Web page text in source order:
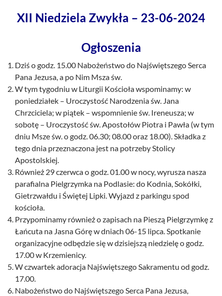
XII Niedziela Zwykła – 23-06-2024
Ogłoszenia
Dziś o godz. 15.00 Nabożeństwo do Najświętszego Serca
Pana Jezusa, a po Nim Msza św.
W tym tygodniu w Liturgii Kościoła wspominamy: w
poniedziałek – Uroczystość Narodzenia św. Jana
Chrzciciela; w piątek – wspomnienie św. Ireneusza; w
sobotę – Uroczystość św. Apostołów Piotra i Pawła (w tym
dniu Msze św. o godz. 06.30; 08.00 oraz 18.00). Składka z
tego dnia przeznaczona jest na potrzeby Stolicy
Apostolskiej.
Również 29 czerwca o godz. 01.00 w nocy, wyrusza nasza
parafialna Pielgrzymka na Podlasie: do Kodnia, Sokółki,
Gietrzwałdu i Świętej Lipki. Wyjazd z parkingu spod
kościoła.
Przypominamy również o zapisach na Pieszą Pielgrzymkę z
Łańcuta na Jasna Górę w dniach 06-15 lipca. Spotkanie
organizacyjne odbędzie się w dzisiejszą niedzielę o godz.
17.00 w Krzemienicy.
W czwartek adoracja Najświętszego Sakramentu od godz.
17.00.
Nabożeństwo do Najświętszego Serca Pana Jezusa,